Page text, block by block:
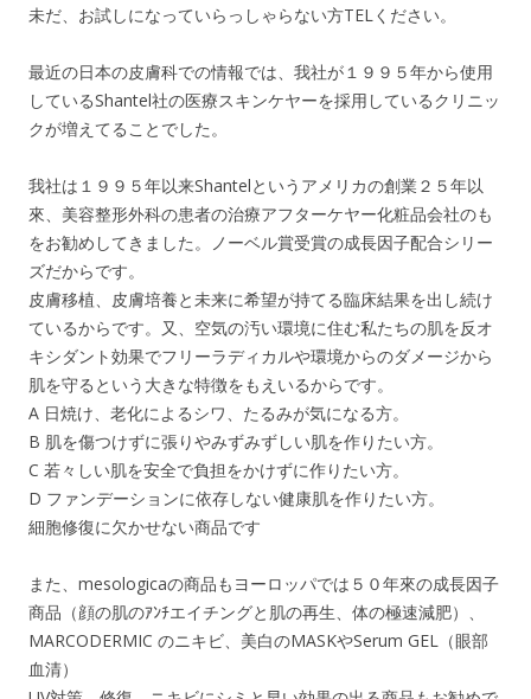
未だ、お試しになっていらっしゃらない方TELください。
最近の日本の皮膚科での情報では、我社が１９９５年から使用
しているShantel社の医療スキンケヤーを採用しているクリニッ
クが増えてることでした。
我社は１９９５年以来Shantelというアメリカの創業２５年以
來、美容整形外科の患者の治療アフターケヤー化粧品会社のも
をお勧めしてきました。ノーベル賞受賞の成長因子配合シリー
ズだからです。
皮膚移植、皮膚培養と未来に希望が持てる臨床結果を出し続け
ているからです。又、空気の汚い環境に住む私たちの肌を反オ
キシダント効果でフリーラディカルや環境からのダメージから
肌を守るという大きな特徴をもえいるからです。
A 日焼け、老化によるシワ、たるみが気になる方。
B 肌を傷つけずに張りやみずみずしい肌を作りたい方。
C 若々しい肌を安全で負担をかけずに作りたい方。
D ファンデーションに依存しない健康肌を作りたい方。
細胞修復に欠かせない商品です
また、mesologicaの商品もヨーロッパでは５０年來の成長因子
商品（顔の肌のｱﾝﾁエイチングと肌の再生、体の極速減肥）、
MARCODERMIC のニキビ、美白のMASKやSerum GEL（眼部
血清）